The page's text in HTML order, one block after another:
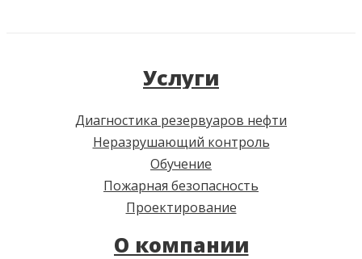
Услуги
Диагностика резервуаров нефти
Неразрушающий контроль
Обучение
Пожарная безопасность
Проектирование
О компании